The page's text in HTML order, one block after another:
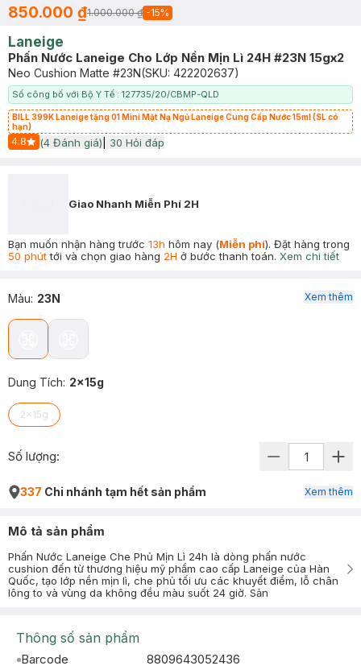
850.000 ₫1.000.000 ₫ -15%
Laneige
Phấn Nước Laneige Cho Lớp Nền Mịn Lì 24H #23N 15gx2
Neo Cushion Matte #23N(SKU: 422202637)
Số công bố với Bộ Y Tế : 127735/20/CBMP-QLD
BILL 399K Laneige tặng 01 Mini Mặt Nạ Ngủ Laneige Cung Cấp Nước 15ml (SL có
hạn)
4.8
Start Icon
(4 Đánh giá) 30 Hỏi đáp
Giao Nhanh Miễn Phí 2H
Bạn muốn nhận hàng trước 13h hôm nay (Miễn phí). Đặt hàng trong
50 phúttới và chọn giao hàng 2H ở bước thanh toán. Xem chi tiết
Màu: 23N
Dung Tích: 2x15g
2x15g
Xem thêm
Số lượng:
337 Chi nhánh tạm hết sản phẩm Xem thêm
Mô tả sản phẩm
Phấn Nước Laneige Che Phủ Mịn Lì 24h là dòng phấn nước
cushion đến từ thương hiệu mỹ phẩm cao cấp Laneige của Hàn
Quốc, tạo lớp nền mịn lì, che phủ tối ưu các khuyết điểm, lỗ chân
lông to và vùng da không đều màu suốt 24 giờ. Sản
Thông số sản phẩm
Barcode
8809643052436